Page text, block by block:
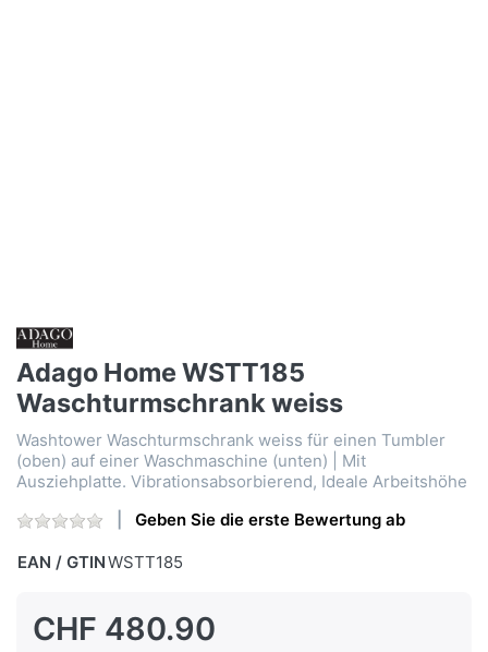
Adago Home WSTT185
Waschturmschrank weiss
Washtower Waschturmschrank weiss für einen Tumbler
(oben) auf einer Waschmaschine (unten) | Mit
Ausziehplatte. Vibrationsabsorbierend, Ideale Arbeitshöhe
Geben Sie die erste Bewertung ab
EAN / GTINWSTT185
CHF 480.90